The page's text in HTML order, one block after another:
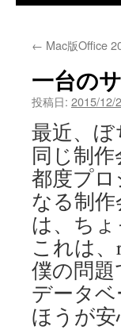
← Mac版Office
一台の
投稿日: 2015/12/
最近、ぼ
同じ制
都度プ
なる制
は、ちょ
これは
僕の問題
データ
ほうが安